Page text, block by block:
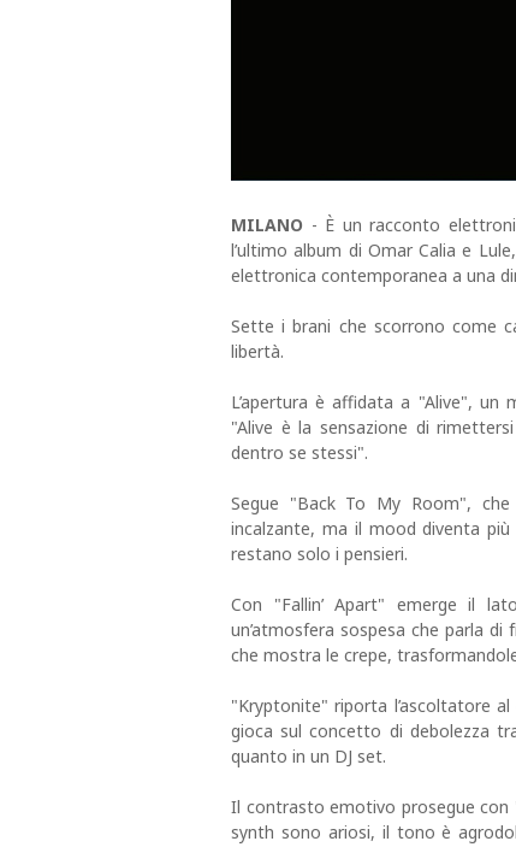
MILANO - È un racconto
l’ultimo album di Omar Calia e
elettronica contemporanea a una
Sette i brani che scorrono come
libertà.
L’apertura è affidata a "Alive",
"Alive è la sensazione di
dentro se stessi".
Segue "Back To My Room",
incalzante, ma il mood diventa
restano solo i pensieri.
Con "Fallin’ Apart" emerge il
un’atmosfera sospesa che parla
che mostra le crepe,
"Kryptonite" riporta l’ascoltatore
gioca sul concetto di debolezza
quanto in un DJ set.
Il contrasto emotivo prosegue con
synth sono ariosi, il tono è